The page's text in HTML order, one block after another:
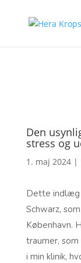
Den
stress og
1. maj 2024|
Dette indlæg
Schwarz,
København.
traumer,
i min klinik,